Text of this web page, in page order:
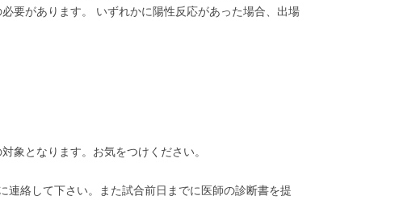
要があります。 いずれかに陽性反応があった場合、出場
象となります。お気をつけください。
絡して下さい。また試合前日までに医師の診断書を提